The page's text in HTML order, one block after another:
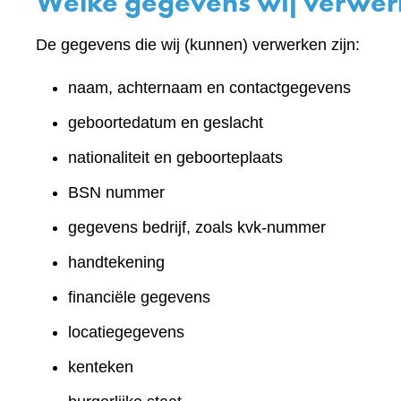
De gegevens die wij (kunnen) verwerken zijn:
naam, achternaam en contactgegevens
geboortedatum en geslacht
nationaliteit en geboorteplaats
BSN nummer
gegevens bedrijf, zoals kvk-nummer
handtekening
financiële gegevens
locatiegegevens
kenteken